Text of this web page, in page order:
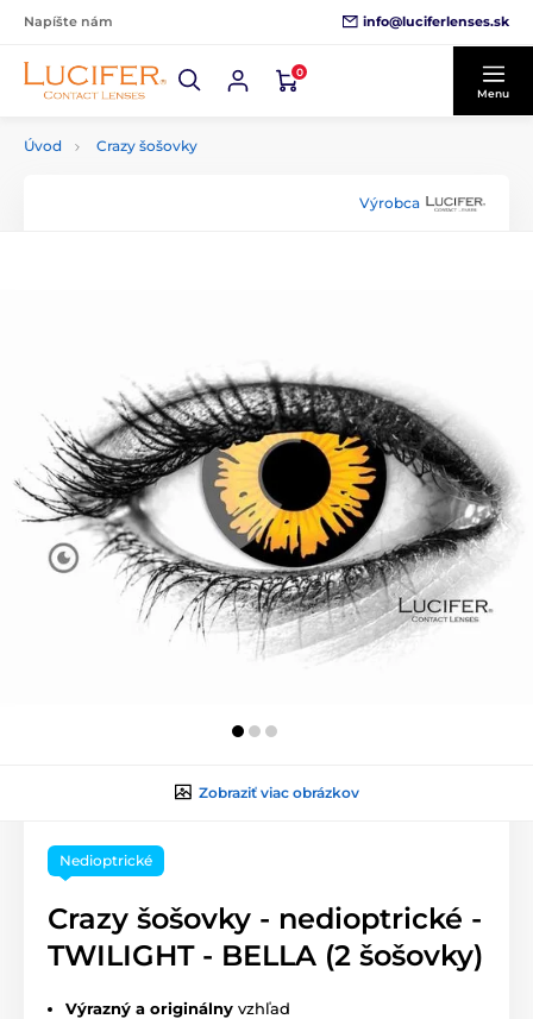
Napíšte nám info@luciferlenses.sk
0
Menu
Úvod Crazy šošovky
Výrobca
Zobraziť viac obrázkov
Nedioptrické
Crazy šošovky - nedioptrické -
TWILIGHT - BELLA (2 šošovky)
Výrazný a originálny vzhľad